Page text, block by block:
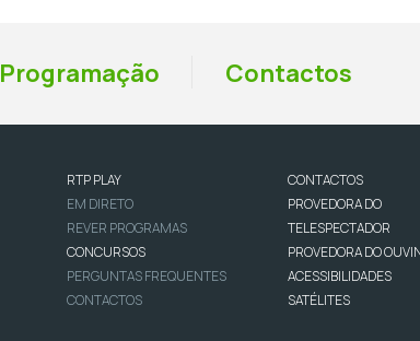
Programação Contactos
RTP PLAY
EM DIRETO
REVER PROGRAMAS
CONCURSOS
PERGUNTAS FREQUENTES
CONTACTOS
CONTACTOS
PROVEDORA DO
TELESPECTADOR
PROVEDORA DO
ACESSIBILIDADES
SATÉLITES